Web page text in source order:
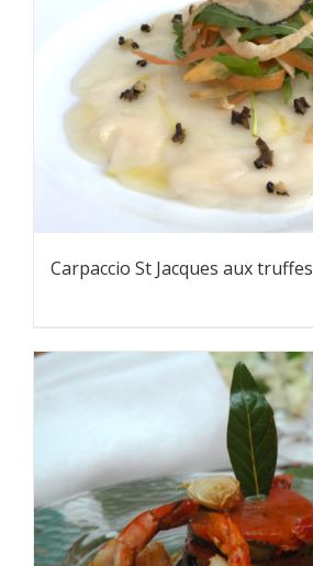
Carpaccio St Jacques aux truffes